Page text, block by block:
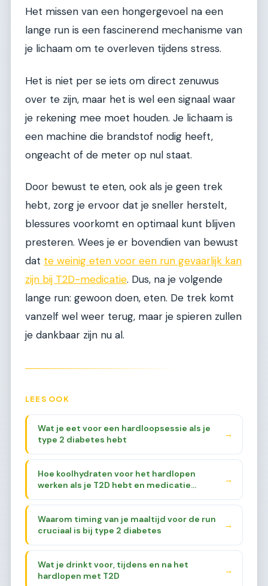
Het missen van een hongergevoel na een
lange run is een fascinerend mechanisme van
je lichaam om te overleven tijdens stress.
Het is niet per se iets om direct zenuwus
over te zijn, maar het is wel een signaal waar
je rekening mee moet houden. Je lichaam is
een machine die brandstof nodig heeft,
ongeacht of de meter op nul staat.
Door bewust te eten, ook als je geen trek
hebt, zorg je ervoor dat je sneller herstelt,
blessures voorkomt en optimaal kunt blijven
presteren. Wees je er bovendien van bewust
dat te weinig eten voor een run gevaarlijk kan
zijn bij T2D-medicatie. Dus, na je volgende
lange run: gewoon doen, eten. De trek komt
vanzelf wel weer terug, maar je spieren zullen
je dankbaar zijn nu al.
LEES OOK
Wat je eet voor een hardloopsessie als je
type 2 diabetes hebt
→
Hoe koolhydraten voor het hardlopen
werken als je T2D hebt en medicatie
→
Waarom timing van je maaltijd voor de run
cruciaal is bij type 2 diabetes
→
Wat je drinkt voor, tijdens en na het
hardlopen met T2D
→